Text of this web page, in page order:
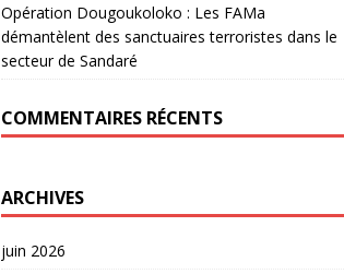
Opération Dougoukoloko : Les FAMa
démantèlent des sanctuaires terroristes dans le
secteur de Sandaré
COMMENTAIRES RÉCENTS
ARCHIVES
juin 2026